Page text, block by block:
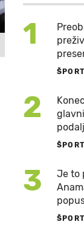
1
ŠPORT
2
ŠPORT
3
Je to
ŠPORT